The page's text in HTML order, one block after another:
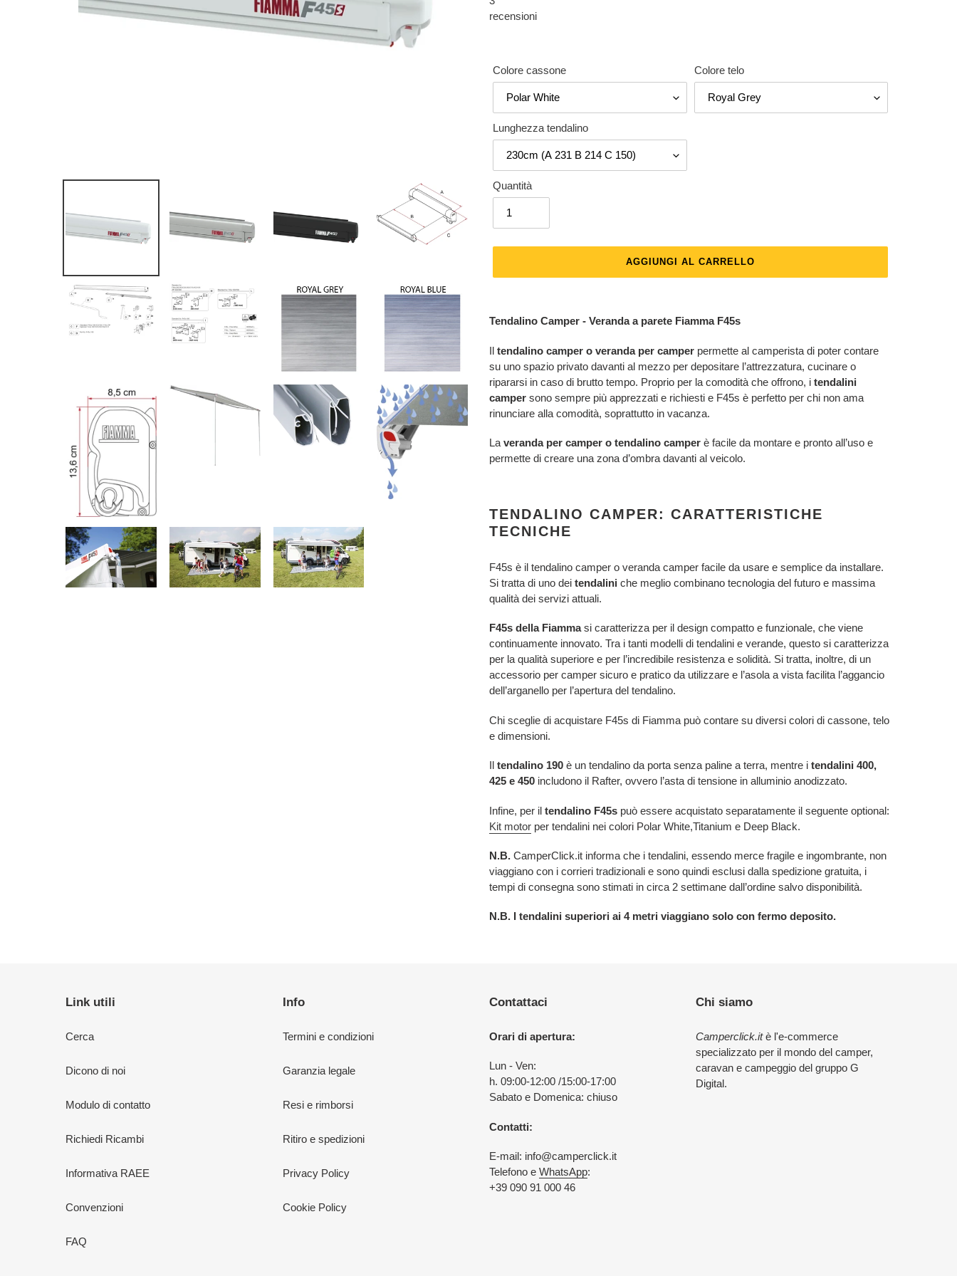
recensioni
Colore cassone Colore telo
Lunghezza tendalino
Quantità
AGGIUNGI AL CARRELLO
del
nel
Tendalino Camper - Veranda a parete Fiamma F45s
Il tendalino camper o veranda per camper permette al camperista di poter contare
su uno spazio privato davanti al mezzo per depositare l’attrezzatura, cucinare o
ripararsi in caso di brutto tempo. Proprio per la comodità che offrono, i tendalini
camper sono sempre più apprezzati e richiesti e F45s è perfetto per chi non ama
rinunciare alla comodità, soprattutto in vacanza.
La veranda per camper o tendalino camper è facile da montare e pronto all’uso e
permette di creare una zona d’ombra davanti al veicolo.
TENDALINO CAMPER: CARATTERISTICHE
TECNICHE
F45s è il tendalino camper o veranda camper facile da usare e semplice da installare.
Si tratta di uno dei tendalini che meglio combinano tecnologia del futuro e massima
qualità dei servizi attuali.
F45s della Fiammasi caratterizza per il design compatto e funzionale, che viene
continuamente innovato. Tra i tanti modelli di tendalini e verande, questo si caratterizza
per la qualità superiore e per l’incredibile resistenza e solidità. Si tratta, inoltre, di un
accessorio per camper sicuro e pratico da utilizzare e l’asola a vista facilita l’aggancio
dell’arganello per l’apertura del tendalino.
Chi sceglie di acquistare F45s di Fiamma può contare su diversi colori di cassone, telo
e dimensioni.
Il tendalino 190 è un tendalino da porta senza paline a terra, mentre i tendalini 400,
425 e 450 includono il Rafter, ovvero l’asta di tensione in alluminio anodizzato.
Infine, per il tendalino F45s può essere acquistato separatamente il seguente optional:
Kit motor per tendalini nei colori Polar White,Titanium e Deep Black.
N.B. CamperClick.it informa che i tendalini, essendo merce fragile e ingombrante, non
viaggiano con i corrieri tradizionali e sono quindi esclusi dalla spedizione gratuita, i
tempi di consegna sono stimati in circa 2 settimane dall’ordine salvo disponibilità.
N.B. I tendalini superiori ai 4 metri viaggiano solo con fermo deposito.
Link utili
Cerca
Dicono di noi
Modulo di contatto
Richiedi Ricambi
Informativa RAEE
Convenzioni
FAQ
Info
Termini e condizioni
Garanzia legale
Resi e rimborsi
Ritiro e spedizioni
Privacy Policy
Cookie Policy
Contattaci
Orari di apertura:
Lun - Ven:
h. 09:00-12:00 /15:00-17:00
Sabato e Domenica: chiuso
Contatti:
E-mail: info@camperclick.it
Telefono e WhatsApp:
+39 090 91 000 46
Chi siamo
Camperclick.itè l'e-commerce
specializzato per il mondo del camper,
caravan e campeggio del gruppo G
Digital.